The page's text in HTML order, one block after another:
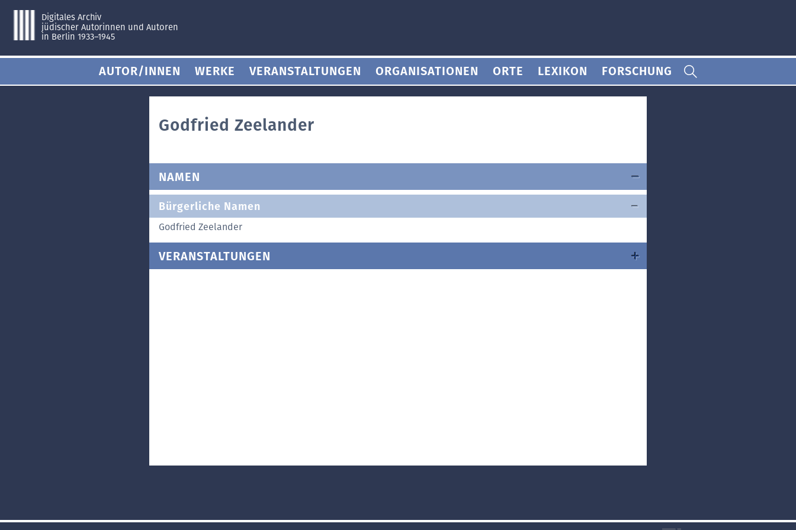
Digitales Archiv
jüdischer Autorinnen und Autoren
in Berlin 1933–1945
AUTOR/INNEN WERKE VERANSTALTUNGEN ORGANISATIONEN ORTE LEXIKON FORSCHUNG
Godfried Zeelander
NAMEN
Bürgerliche Namen
Godfried Zeelander
VERANSTALTUNGEN